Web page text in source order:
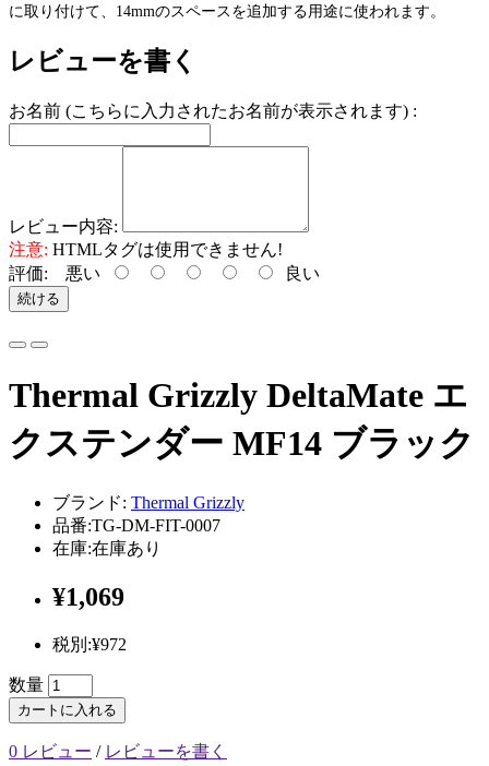
に取り付けて、14mmのスペースを追加する用途に使われます。
レビューを書く
お名前 (こちらに入力されたお名前が表示されます) :
レビュー内容:
注意: HTMLタグは使用できません!
評価: 悪い 良い
続ける
Thermal Grizzly DeltaMate エ
クステンダー MF14 ブラック
ブランド: Thermal Grizzly
品番:TG-DM-FIT-0007
在庫:在庫あり
¥1,069
税別:¥972
数量
カートに入れる
0 レビュー / レビューを書く